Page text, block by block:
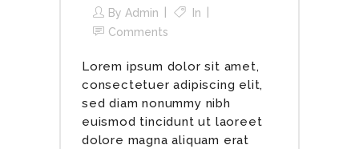
By Admin
In
Comments
Lorem ipsum dolor sit amet,
consectetuer adipiscing elit,
sed diam nonummy nibh
euismod tincidunt ut laoreet
dolore magna aliquam erat